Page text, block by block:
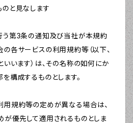
と見なします
う第3条の通知及び当社が本規約
各サービスの利用規約等（以下、
いいます）は、その名称の如何にか
構成するものとします。
規約等の定めが異なる場合は、
優先して適用されるものとしま